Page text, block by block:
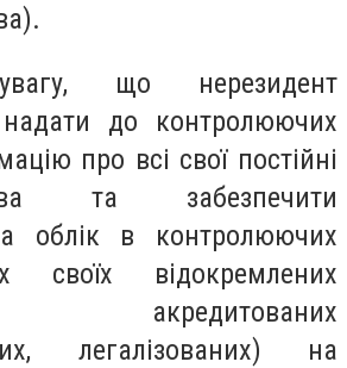
що нерезидент
надати до контролюючих
про всі свої постійні
та забезпечити
облік в контролюючих
своїх відокремлених
акредитованих
легалізованих) на